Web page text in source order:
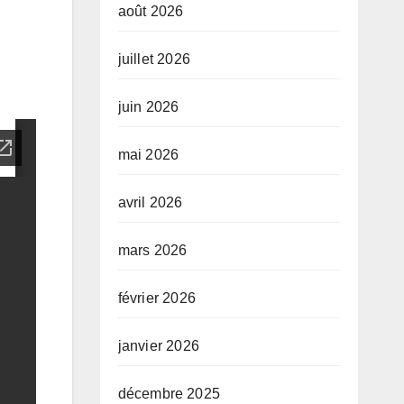
août 2026
juillet 2026
juin 2026
mai 2026
avril 2026
mars 2026
février 2026
janvier 2026
décembre 2025